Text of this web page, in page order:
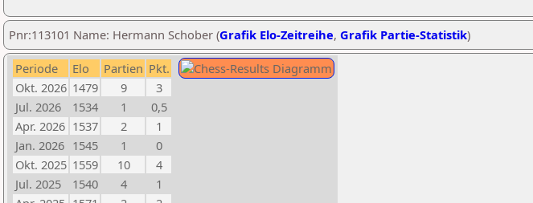
Pnr:113101 Name: Hermann Schober (Grafik Elo-Zeitreihe, Grafik Partie-Statistik)
Periode Elo Partien Pkt.
Okt. 2026 1479 9
3
Jul. 2026
1534 1
0,5
Apr. 2026 1537 2
1
Jan. 2026 1545 1
0
Okt. 2025 1559 10
4
Jul. 2025
1540 4
1